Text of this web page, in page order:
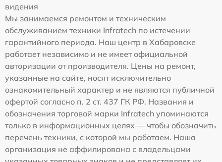
видения
Мы занимаемся ремонтом и техническим
обслуживанием техники Infratech по истечении
гарантийного периода. Наш центр в Хабаровске
работает независимо и не имеет официальной
авторизации от производителя. Цены на ремонт,
указанные на сайте, носят исключительно
ознакомительный характер и не являются публичной
офертой согласно п. 2 ст. 437 ГК РФ. Названия и
обозначения торговой марки Infratech упоминаются
только в информационных целях — чтобы обозначить
перечень техники, с которой мы работаем. Наша
организация не аффилирована с владельцами